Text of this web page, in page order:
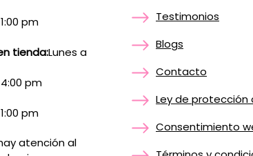
pm
tienda:Lunes a
pm
pm
atención al
Testimonios
Blogs
Contacto
Ley de protección
Consentimiento